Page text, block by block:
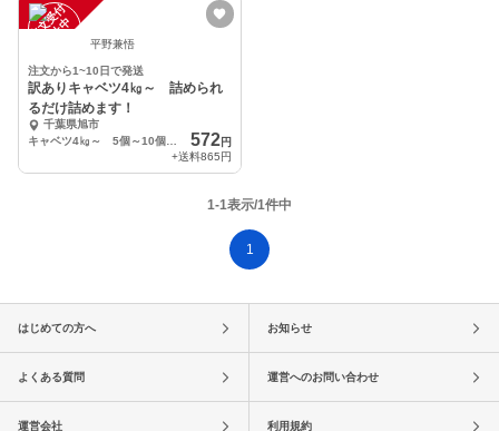
注
文
受
付
停
止
中 平野兼悟
注文から1~10日で発送
訳ありキャベツ4㎏～ 詰められ
るだけ詰めます！
千葉県旭市
572円
+送料865円
1-1表示/1件中
1
はじめての方へ お知らせ
よくある質問 運営へのお問い合わせ
運営会社 利用規約